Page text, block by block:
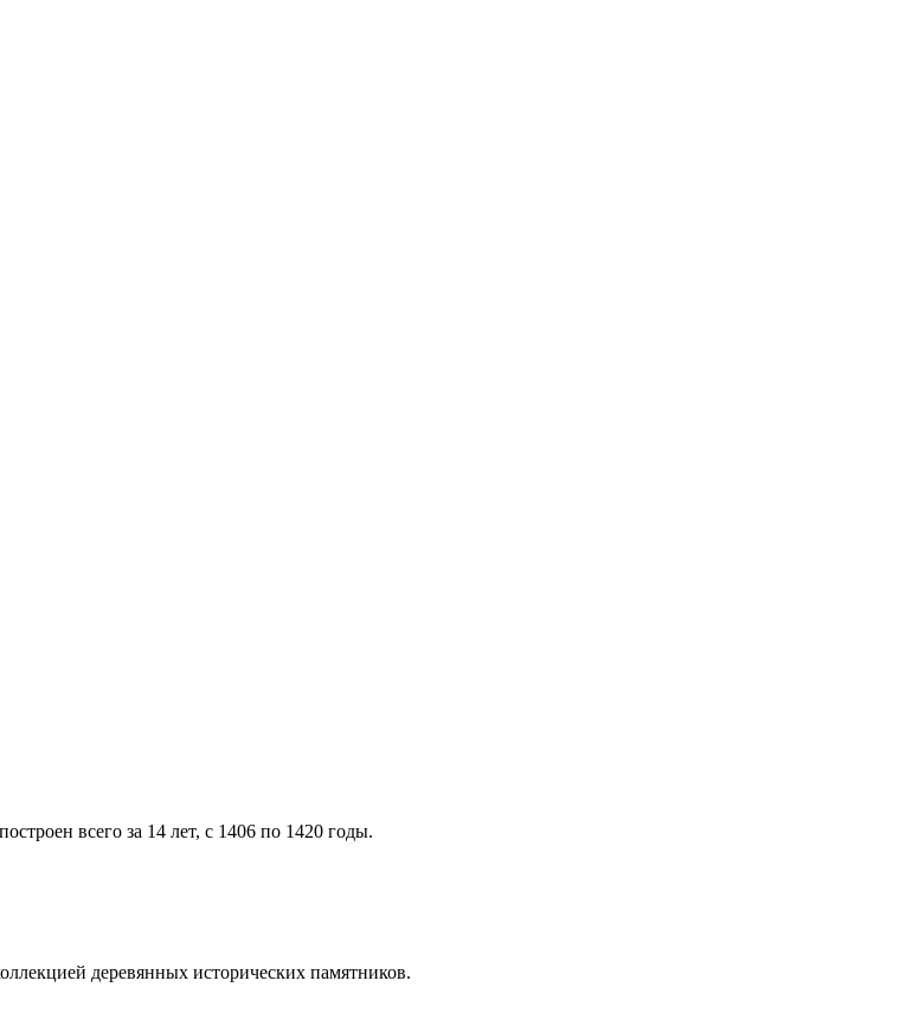
всего за 14 лет, с 1406 по 1420 годы.
деревянных исторических памятников.